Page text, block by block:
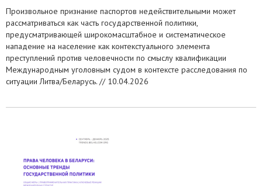
Произвольное признание паспортов недействительными может
рассматриваться как часть государственной политики,
предусматривающей широкомасштабное и систематическое
нападение на население как контекстуального элемента
преступлений против человечности по смыслу квалификации
Международным уголовным судом в контексте расследования по
ситуации Литва/Беларусь. // 10.04.2026